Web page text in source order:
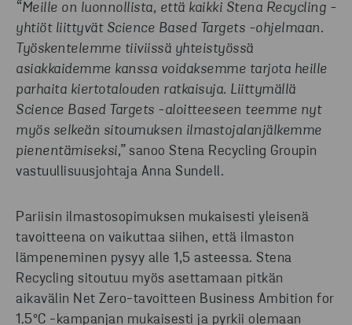
“Meille on luonnollista, että kaikki Stena Recycling -
yhtiöt liittyvät Science Based Targets -ohjelmaan.
Työskentelemme tiiviissä yhteistyössä
asiakkaidemme kanssa voidaksemme tarjota heille
parhaita kiertotalouden ratkaisuja. Liittymällä
Science Based Targets -aloitteeseen teemme nyt
myös selkeän sitoumuksen ilmastojalanjälkemme
pienentämiseksi,” sanoo Stena Recycling Groupin
vastuullisuusjohtaja Anna Sundell.
Pariisin ilmastosopimuksen mukaisesti yleisenä
tavoitteena on vaikuttaa siihen, että ilmaston
lämpeneminen pysyy alle 1,5 asteessa. Stena
Recycling sitoutuu myös asettamaan pitkän
aikavälin Net Zero-tavoitteen Business Ambition for
1.5°C -kampanjan mukaisesti ja pyrkii olemaan